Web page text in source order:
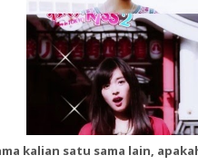
kalian satu sama lain,